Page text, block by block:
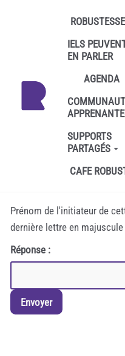
Aller au contenu principal
ROBUSTESSE
IELS
EN PARLER
AGENDA
SUPPORTS
PARTAGÉS
CAFE
Prénom de l'initiateur de
dernière lettre en majuscule
Réponse :
Envoyer